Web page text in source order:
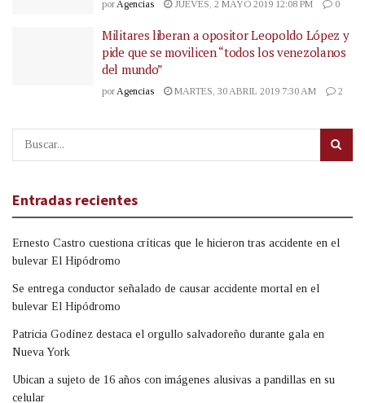
por Agencias JUEVES, 2 MAYO 2019 12:08 PM 0
Militares liberan a opositor Leopoldo López y
pide que se movilicen “todos los venezolanos
del mundo”
porAgencias MARTES, 30 ABRIL 2019 7:30 AM 2
Entradas recientes
Ernesto Castro cuestiona críticas que le hicieron tras accidente en el
bulevar El Hipódromo
Se entrega conductor señalado de causar accidente mortal en el
bulevar El Hipódromo
Patricia Godínez destaca el orgullo salvadoreño durante gala en
Nueva York
Ubican a sujeto de 16 años con imágenes alusivas a pandillas en su
celular